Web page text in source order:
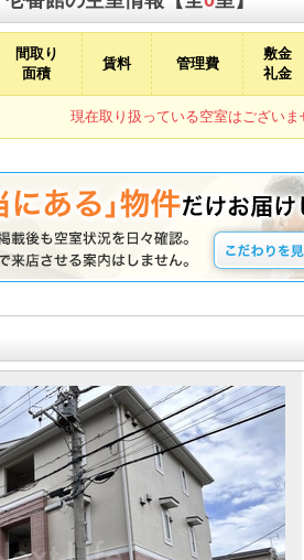
間取り
面積
賃料 管理費
敷金
礼金
現在取り扱っている空室はございま